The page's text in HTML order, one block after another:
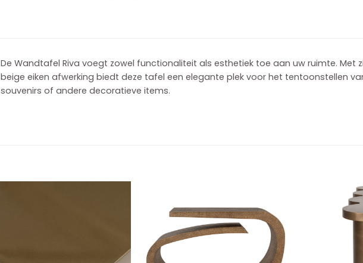
De Wandtafel Riva voegt zowel functionaliteit als esthetiek toe aan uw ruimte. Met
beige eiken afwerking biedt deze tafel een elegante plek voor het tentoonstellen
souvenirs of andere decoratieve items.